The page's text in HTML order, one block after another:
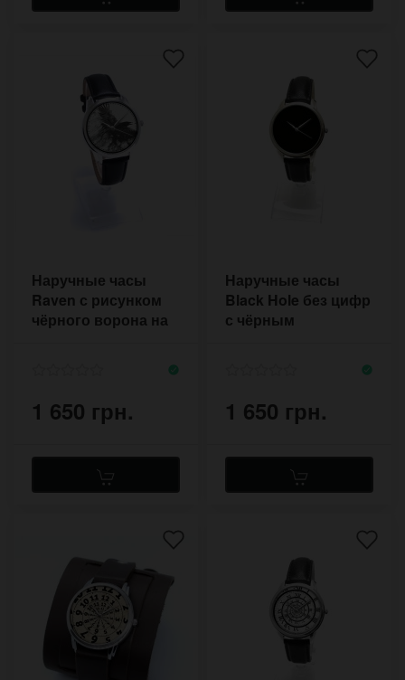
Наручные часы
Raven с рисунком
чёрного ворона на
1 650 грн.
Наручные часы
Black Hole без цифр
с чёрным
1 650 грн.